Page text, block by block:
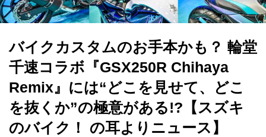
バイクカスタムのお手本かも？ 輪堂
千速コラボ『GSX250R Chihaya
Remix』には“どこを見せて、どこ
を抜くか”の極意がある!?【スズキ
のバイク！ の耳よりニュース】